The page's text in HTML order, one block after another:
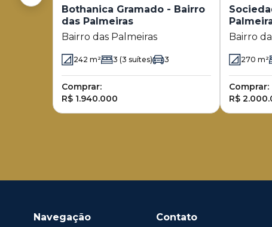
Bothanica Gramado - Bairro
das Palmeiras
Bairro das Palmeiras
242 m² 3 (3 suítes) 3
Comprar:
R$ 1.940.000
Bairro
270 m²
Comprar:
R$
Navegação Contato